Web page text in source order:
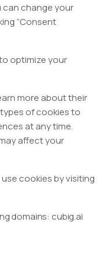
can change your
“Consent
optimize your
more about their
of cookies to
at any time.
affect your
cookies by visiting
domains: cubig.ai